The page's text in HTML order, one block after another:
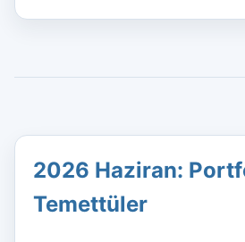
2026 Haziran:
Temettüler